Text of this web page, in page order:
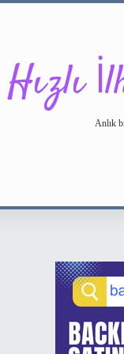
Hızlı
Anlık